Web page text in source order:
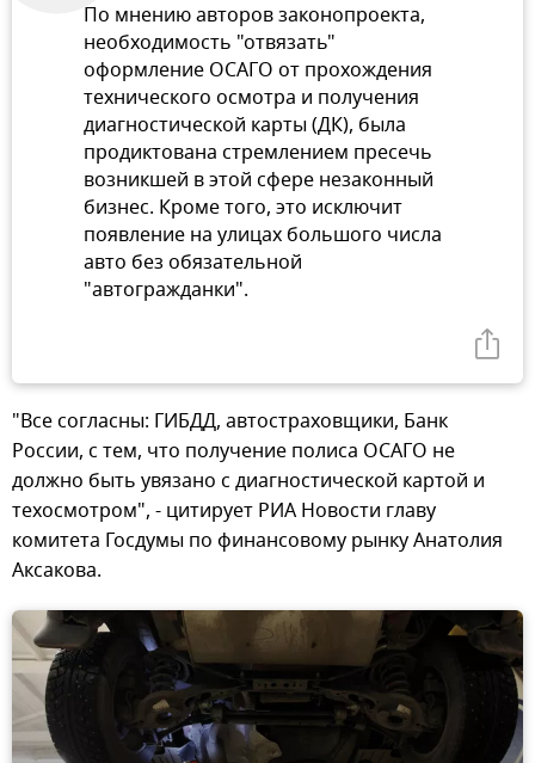
По мнению авторов законопроекта,
необходимость "отвязать"
оформление ОСАГО от прохождения
технического осмотра и получения
диагностической карты (ДК), была
продиктована стремлением пресечь
возникшей в этой сфере незаконный
бизнес. Кроме того, это исключит
появление на улицах большого числа
авто без обязательной
"автогражданки".
"Все согласны: ГИБДД, автостраховщики, Банк
России, с тем, что получение полиса ОСАГО не
должно быть увязано с диагностической картой и
техосмотром", - цитирует РИА Новости главу
комитета Госдумы по финансовому рынку Анатолия
Аксакова.